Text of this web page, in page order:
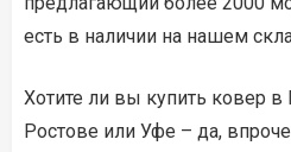
есть в наличии на нашем
Хотите ли вы купить ковер
Ростове или Уфе – да,